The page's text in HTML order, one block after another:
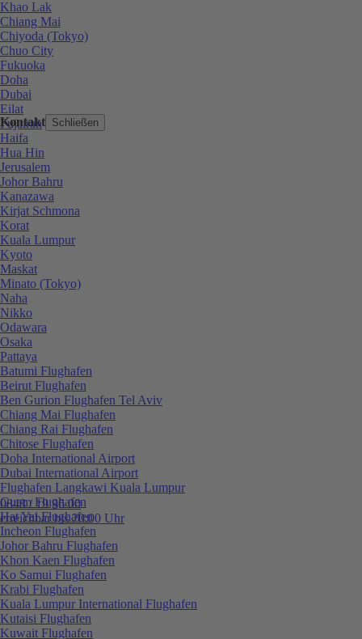
Kontakt Schließen
0848 / 19 96 00
erreichbar bis 20:00 Uhr
Khao Lak
Chiang Mai
Chiyoda (Tokyo)
Chuo City
Fukuoka
Doha
Dubai
Eilat
Fujairah
Haifa
Hua Hin
Jerusalem
Johor Bahru
Kanazawa
Kirjat Schmona
Korat
Kuala Lumpur
Kyoto
Maskat
Minato (Tokyo)
Naha
Nikko
Odawara
Osaka
Pattaya
Batumi Flughafen
Beirut Flughafen
Ben Gurion Flughafen Tel Aviv
Chiang Mai Flughafen
Chiang Rai Flughafen
Chitose Flughafen
Doha International Airport
Dubai International Airport
Flughafen Langkawi Kuala Lumpur
Guam Flughafen
Hat Yai Flughafen
Incheon Flughafen
Johor Bahru Flughafen
Khon Kaen Flughafen
Ko Samui Flughafen
Krabi Flughafen
Kuala Lumpur International Flughafen
Kutaisi Flughafen
Kuwait Flughafen